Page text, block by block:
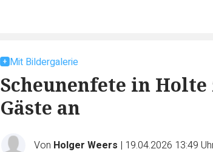
Mit Bildergalerie
Scheunenfete in Holte
Gäste an
Von Holger Weers | 19.04.2026 13:49